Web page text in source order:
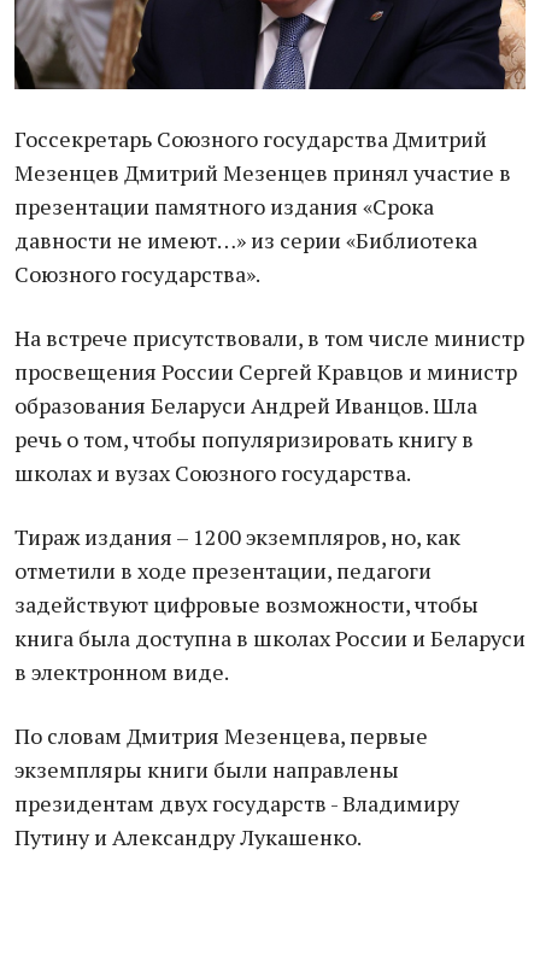
Госсекретарь Союзного государства Дмитрий
Мезенцев Дмитрий Мезенцев принял участие в
презентации памятного издания «Срока
давности не имеют…» из серии «Библиотека
Союзного государства».
На встрече присутствовали, в том числе министр
просвещения России Сергей Кравцов и министр
образования Беларуси Андрей Иванцов. Шла
речь о том, чтобы популяризировать книгу в
школах и вузах Союзного государства.
Тираж издания – 1200 экземпляров, но, как
отметили в ходе презентации, педагоги
задействуют цифровые возможности, чтобы
книга была доступна в школах России и Беларуси
в электронном виде.
По словам Дмитрия Мезенцева, первые
экземпляры книги были направлены
президентам двух государств - Владимиру
Путину и Александру Лукашенко.